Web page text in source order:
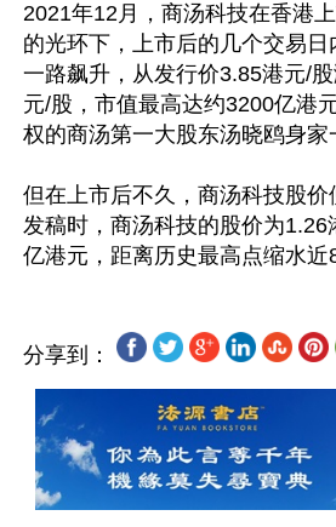
2021年12月，商汤科技在香港
的光环下，上市后的几个交易
一路飙升，从发行价3.85港元/
元/股，市值最高达约3200亿港
权的商汤第一大股东汤晓鸥身家
但在上市后不久，商汤科技股
发稿时，商汤科技的股价为1.26
分享到：